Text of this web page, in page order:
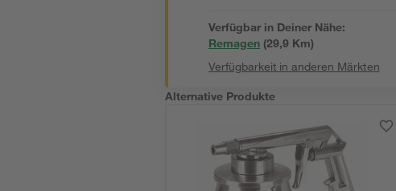
Verfügbar in Deiner Nähe:
Remagen (29,9 Km)
Verfügbarkeit in anderen Märkten
Alternative Produkte